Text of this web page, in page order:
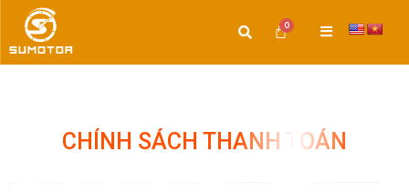
CHÍNH SÁCH THANH TOÁN